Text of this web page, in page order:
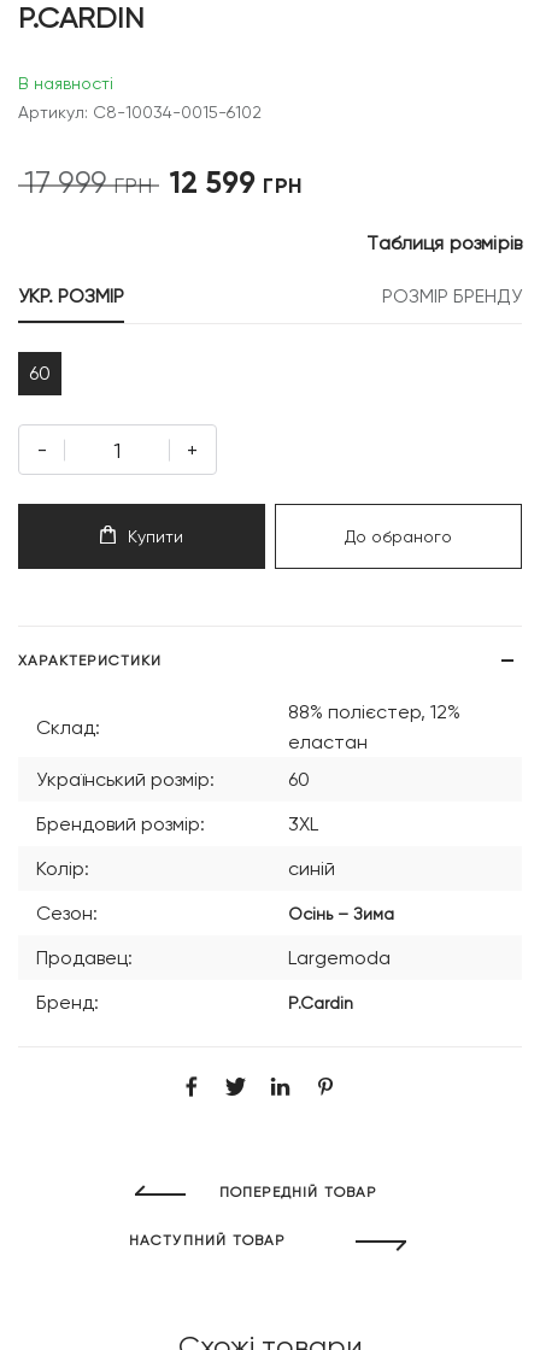
P.CARDIN
В наявності
Артикул: C8-10034-0015-6102
17 999ГРН
Оригінальна
12 599 ГРН
УКР. РОЗМІР
РОЗМІР БРЕНДУ
Таблиця розмірів
60
- +
Купити До обраного
ХАРАКТЕРИСТИКИ
Склад:
88% полієстер, 12%
еластан
Український розмір:
60
Брендовий розмір:
3XL
Колір:
синій
Сезон:
Осінь – Зима
Продавец:
Largemoda
Бренд:
P.Cardin
ПОПЕРЕДНІЙ ТОВАР
НАСТУПНИЙ ТОВАР